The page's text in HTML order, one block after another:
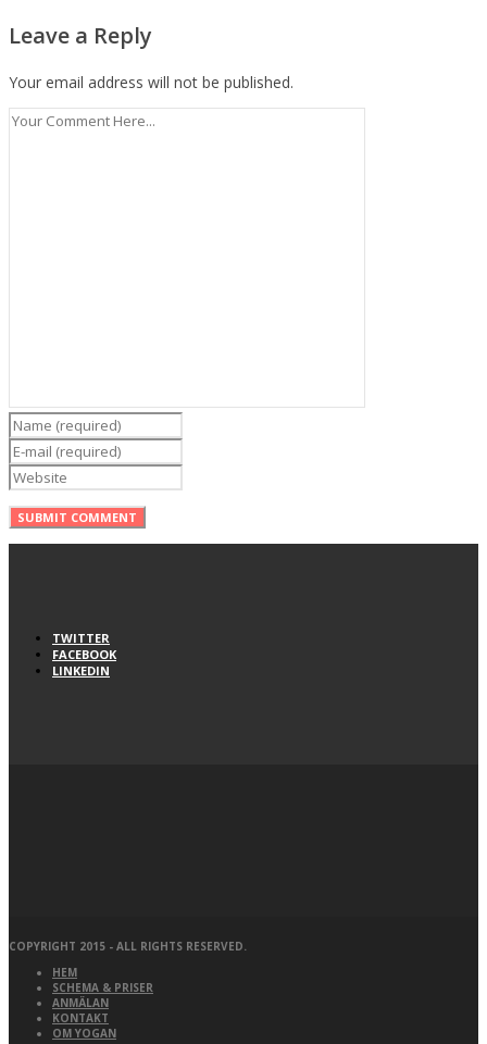
Leave a Reply
Your email address will not be published.
TWITTER
FACEBOOK
LINKEDIN
COPYRIGHT 2015 - ALL RIGHTS RESERVED.
HEM
SCHEMA & PRISER
ANMÄLAN
KONTAKT
OM YOGAN